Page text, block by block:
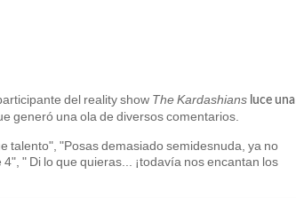
del reality show The Kardashians luce una
generó una ola de diversos comentarios.
talento", "Posas demasiado semidesnuda, ya no
" Di lo que quieras... ¡todavía nos encantan los